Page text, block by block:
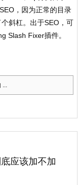
，因为正常的目录
斜杠。出于SEO，可
Slash Fixer插件。
...
应该加不加